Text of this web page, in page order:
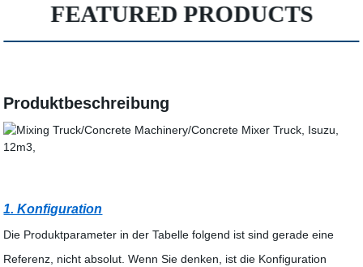
FEATURED PRODUCTS
Produktbeschreibung
1. Konfiguration
Die Produktparameter in der Tabelle folgend ist sind gerade eine
Referenz, nicht absolut. Wenn Sie denken, ist die Konfiguration